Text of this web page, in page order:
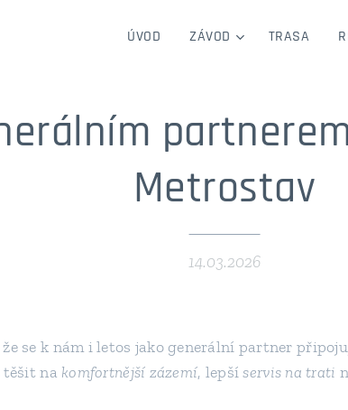
ÚVOD ZÁVOD TRASA
Metrostav
14.03.2026
se k nám i letos jako generální partner
těšit na komfortnější zázemí, lepšíservis na trati